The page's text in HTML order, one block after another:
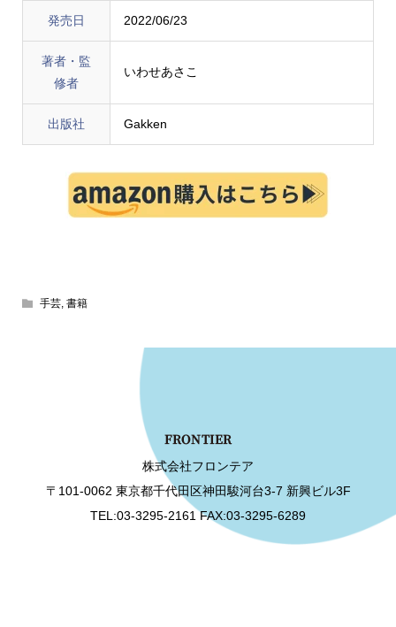
発売日 2022/06/23
著者・監
修者
いわせあさこ
出版社 Gakken
手芸, 書籍
株式会社フロンテア
〒101-0062 東京都千代田区神田駿河台3-7 新興ビル3F
TEL:03-3295-2161 FAX:03-3295-6289